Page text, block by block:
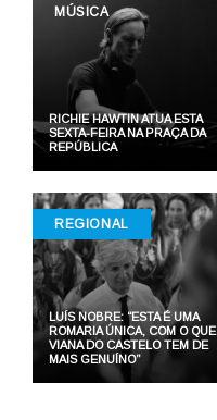
MÚSICA
RICHIE HAWTIN ATUA ESTA
SEXTA-FEIRA NA PRAÇA DA
REPÚBLICA
REGIONAL
LUÍS NOBRE: “ESTA É UMA
ROMARIA ÚNICA, COM O QUE
VIANA DO CASTELO TEM DE
MAIS GENUÍNO”